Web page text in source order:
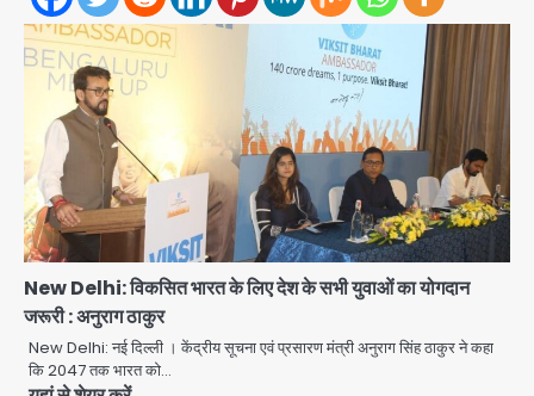
New Delhi: विकसित भारत के लिए देश के सभी युवाओं का योगदान
जरूरी : अनुराग ठाकुर
New Delhi: नई दिल्ली । केंद्रीय सूचना एवं प्रसारण मंत्री अनुराग सिंह ठाकुर ने कहा
कि 2047 तक भारत को…
2
Noida Authority: कर्तव्यनिष्ठा की
मिसाल, मूसलाधार बारिश के बीच नोएडा
प्राधिकरण ने संभाला मोर्चा, सेक्टर 105